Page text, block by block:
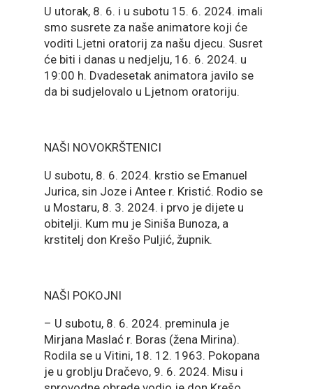
U utorak, 8. 6. i u subotu 15. 6. 2024. imali
smo susrete za naše animatore koji će
voditi Ljetni oratorij za našu djecu. Susret
će biti i danas u nedjelju, 16. 6. 2024. u
19:00 h. Dvadesetak animatora javilo se
da bi sudjelovalo u Ljetnom oratoriju.
NAŠI NOVOKRŠTENICI
U subotu, 8. 6. 2024. krstio se Emanuel
Jurica, sin Joze i Antee r. Kristić. Rodio se
u Mostaru, 8. 3. 2024. i prvo je dijete u
obitelji. Kum mu je Siniša Bunoza, a
krstitelj don Krešo Puljić, župnik.
NAŠI POKOJNI
– U subotu, 8. 6. 2024. preminula je
Mirjana Maslać r. Boras (žena Mirina).
Rodila se u Vitini, 18. 12. 1963. Pokopana
je u groblju Dračevo, 9. 6. 2024. Misu i